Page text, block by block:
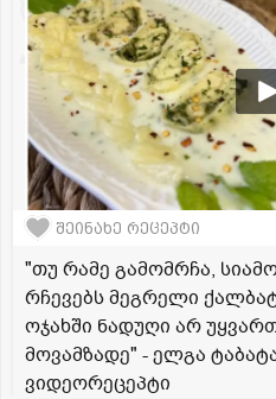
შეინახე რეცეპტი
"თუ რამე გამომრჩა,
რჩევებს მეგრელი
ოჯახში ნადუღი არ
მოვამზადე" - ელგა
ვიდეორეცეპტი